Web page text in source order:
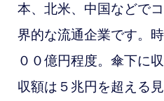
本、北米、中国などで
界的な流通企業です。
００億円程度。傘下に
収額は５兆円を超える